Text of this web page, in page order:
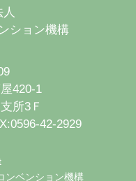
ション機構
420-1
所3Ｆ
42-2929
ンベンション機構